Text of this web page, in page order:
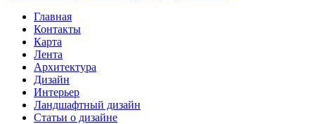
Главная
Контакты
Карта
Лента
Архитектура
Дизайн
Интерьер
Ландшафтный дизайн
Статьи о дизайне